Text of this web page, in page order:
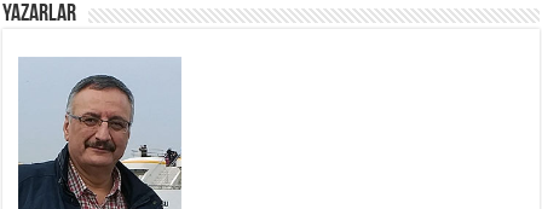
YAZARLAR